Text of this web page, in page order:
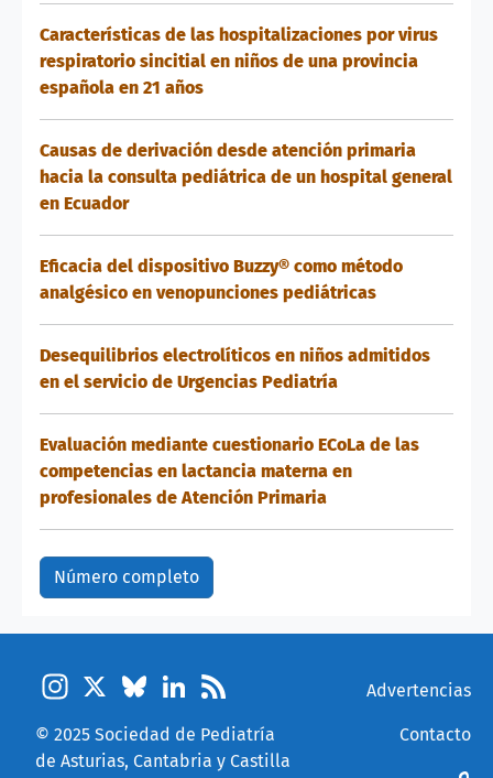
Características de las hospitalizaciones por virus
respiratorio sincitial en niños de una provincia
española en 21 años
Causas de derivación desde atención primaria
hacia la consulta pediátrica de un hospital general
en Ecuador
Eficacia del dispositivo Buzzy® como método
analgésico en venopunciones pediátricas
Desequilibrios electrolíticos en niños admitidos
en el servicio de Urgencias Pediatría
Evaluación mediante cuestionario ECoLa de las
competencias en lactancia materna en
profesionales de Atención Primaria
Número completo
Instagram BlueskyLinkedIn
© 2025 Sociedad de Pediatría
de Asturias, Cantabria y Castilla
Pie de página
Advertencias
Contacto
Menú de